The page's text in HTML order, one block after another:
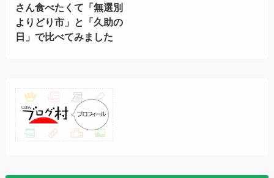
さん食べたくて「無選別
よりどり市」と「久助の
日」で比べてみました